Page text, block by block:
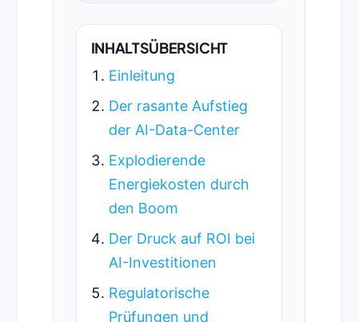
INHALTSÜBERSICHT
Einleitung
Der rasante Aufstieg
der AI-Data-Center
Explodierende
Energiekosten durch
den Boom
Der Druck auf ROI bei
AI-Investitionen
Regulatorische
Prüfungen und